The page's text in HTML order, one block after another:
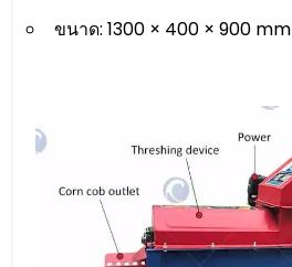
ขนาด: 1300 × 400 × 900 mm